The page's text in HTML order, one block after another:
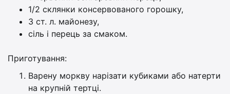
1/2 склянки консервованого горошку,
3 ст. л. майонезу,
сіль і перець за смаком.
Приготування:
Варену моркву нарізати кубиками або натерти
на крупній тертці.